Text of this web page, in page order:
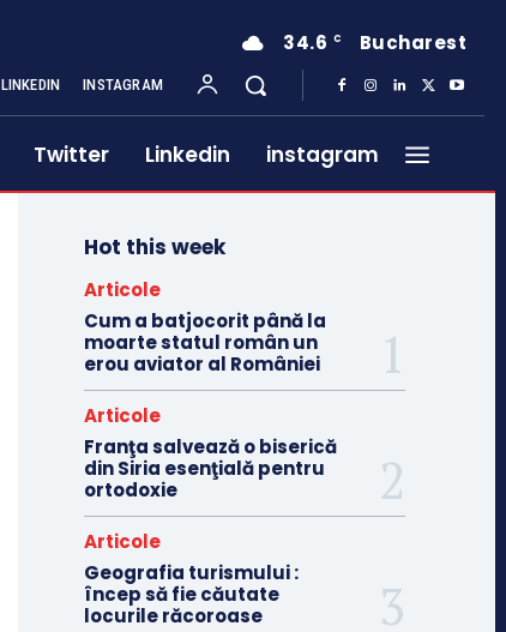
34.6 C Bucharest
LINKEDIN INSTAGRAM
Twitter Linkedin instagram
Hot this week
Articole
Cum a batjocorit până la
moarte statul român un
erou aviator al României
Articole
Franţa salvează o biserică
din Siria esenţială pentru
ortodoxie
Articole
Geografia turismului :
încep să fie căutate
locurile răcoroase